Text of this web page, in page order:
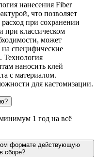
нанесения Fiber
что позволяет
при сохранении
при классическом
может
на специфические
Технология
наносить клей
с материалом.
для кастомизации.
1 год на всё
формате действующую
сборе?